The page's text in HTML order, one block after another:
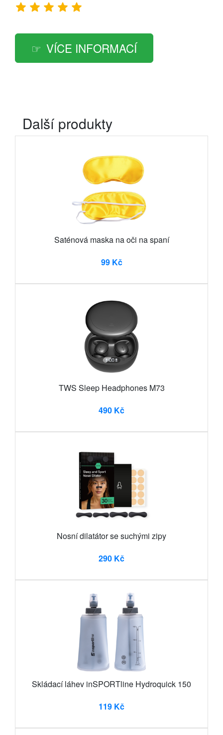
VÍCE INFORMACÍ
Další produkty
Saténová maska na oči na spaní
99 Kč
TWS Sleep Headphones M73
490 Kč
Nosní dilatátor se suchými zipy
290 Kč
Skládací láhev inSPORTline Hydroquick 150
119 Kč